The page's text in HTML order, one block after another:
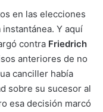
en las elecciones
Y aquí
contra Friedrich
anteriores de no
canciller había
sobre su sucesor al
esa decisión marcó